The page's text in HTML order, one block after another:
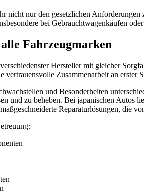
nicht nur den gesetzlichen
bei Gebrauchtwagenkäufen
Fahrzeugmarken
Hersteller mit gleicher
Zusammenarbeit an erster
und Besonderheiten
und zu beheben. Bei japanischen
Reparaturlösungen, die